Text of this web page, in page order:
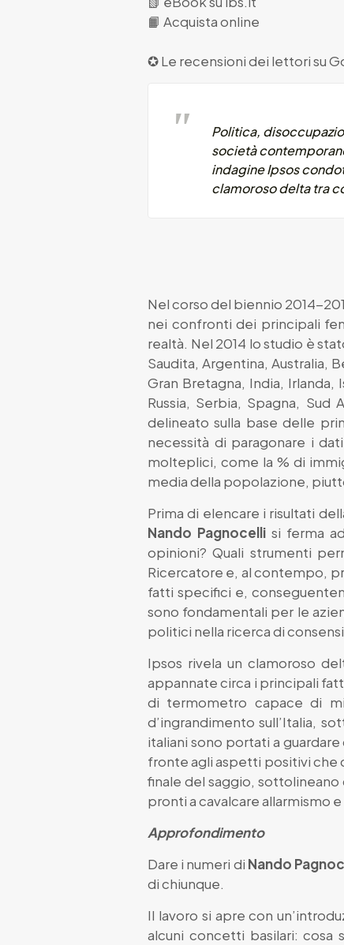
📙 Acquista online
✪ Le recensioni dei lettori su
Politica,
società
indagine Ipsos
clamoroso delta tra
Nel corso del biennio 2014-
nei confronti dei principali
realtà. Nel 2014 lo studio è
Saudita, Argentina, Australia,
Gran Bretagna, India, Irlanda,
Russia, Serbia, Spagna,
delineato sulla base delle
necessità di paragonare i
molteplici, come la % di
media della popolazione,
Prima di elencare i risultati
Nando Pagnocelli si ferma
opinioni? Quali strumenti
Ricercatore e, al contempo,
fatti specifici e,
sono fondamentali per le
politici nella ricerca di
Ipsos rivela un clamoroso
appannate circa i principali
di termometro capace di
d’ingrandimento sull’Italia,
italiani sono portati a
fronte agli aspetti positivi che
finale del saggio,
pronti a cavalcare allarmismo e
Approfondimento
Dare i numeri di Nando
di chiunque.
Il lavoro si apre con
alcuni concetti basilari: cosa